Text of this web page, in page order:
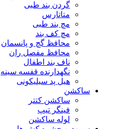
گردن بند طبی
متاتارس
مچ بند طبی
مچ کف بند
محافظ گچ و پانسمان
محافظ مفصل ران
ناف بند اطفال
نگهدارنده قفسه سینه
هیل پد سیلیکونی
ساکشن
ساکشن کتتر
فینگر تیپ
لوله ساکشن